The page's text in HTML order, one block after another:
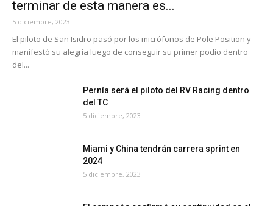
terminar de esta manera es...
5 diciembre, 2023
El piloto de San Isidro pasó por los micrófonos de Pole Position y
manifestó su alegría luego de conseguir su primer podio dentro
del...
Pernía será el piloto del RV Racing dentro
del TC
5 diciembre, 2023
Miami y China tendrán carrera sprint en
2024
5 diciembre, 2023